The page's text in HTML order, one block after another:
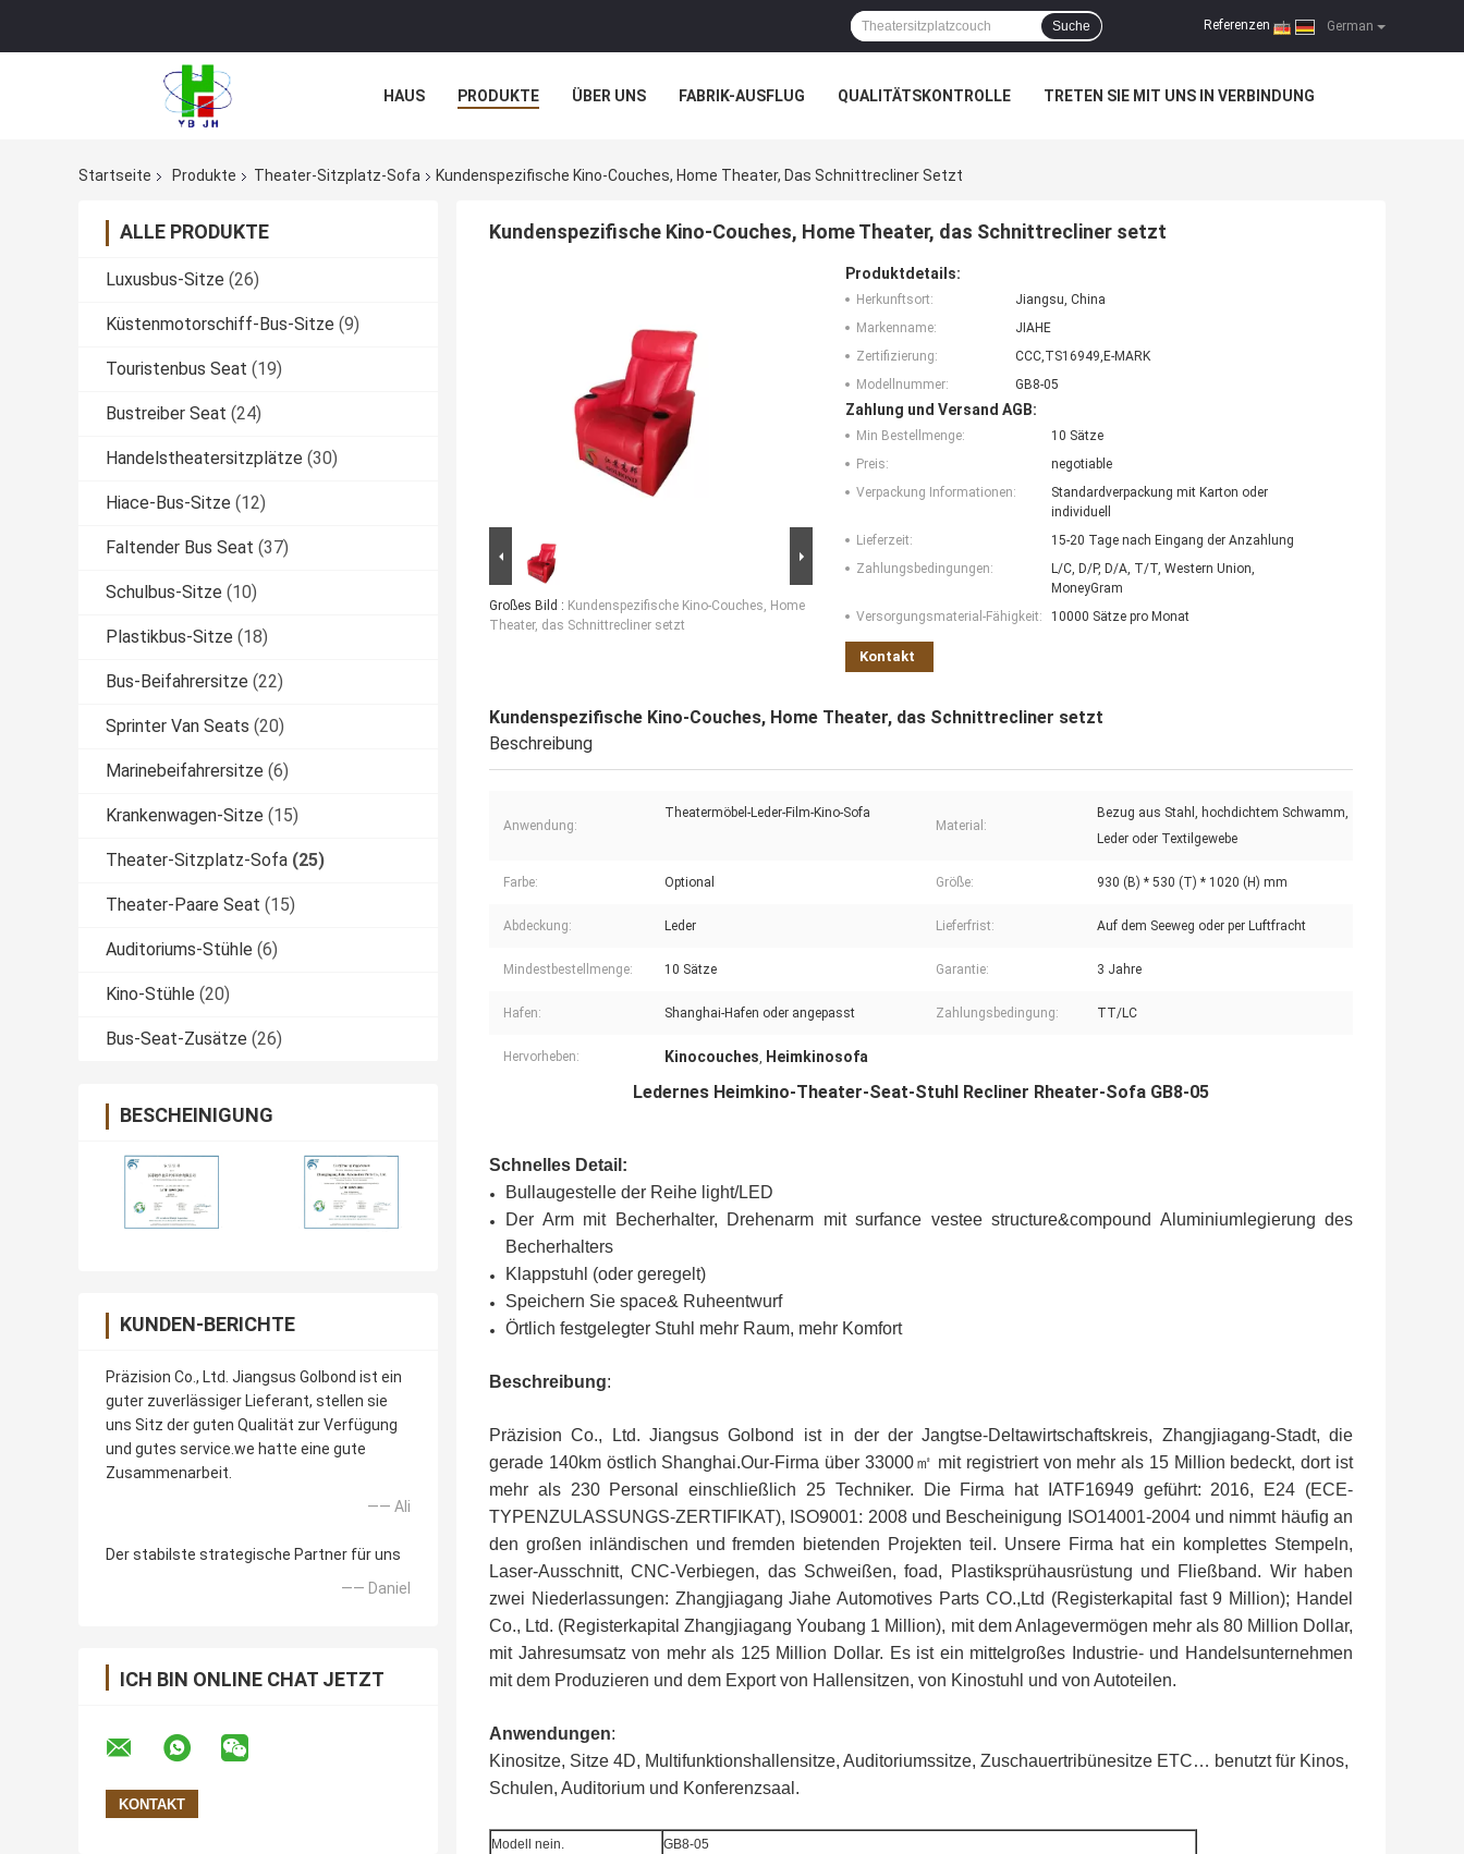
German
Referenzen |
Suche
HAUS PRODUKTE ÜBER UNS FABRIK-AUSFLUG QUALITÄTSKONTROLLE TRETEN SIE MIT UNS IN VERBINDUNG
Startseite
Produkte Theater-Sitzplatz-Sofa Kundenspezifische Kino-Couches, Home Theater, Das Schnittrecliner Setzt
ALLE PRODUKTE
Luxusbus-Sitze (26)
Küstenmotorschiff-Bus-Sitze (9)
Touristenbus Seat (19)
Bustreiber Seat (24)
Handelstheatersitzplätze (30)
Hiace-Bus-Sitze (12)
Faltender Bus Seat (37)
Schulbus-Sitze (10)
Plastikbus-Sitze (18)
Bus-Beifahrersitze (22)
Sprinter Van Seats (20)
Marinebeifahrersitze (6)
Krankenwagen-Sitze (15)
Theater-Sitzplatz-Sofa (25)
Theater-Paare Seat (15)
Auditoriums-Stühle (6)
Kino-Stühle (20)
Bus-Seat-Zusätze (26)
BESCHEINIGUNG
KUNDEN-BERICHTE
Präzision Co., Ltd. Jiangsus Golbond ist ein
guter zuverlässiger Lieferant, stellen sie
uns Sitz der guten Qualität zur Verfügung
und gutes service.we hatte eine gute
Zusammenarbeit.
—— Ali
Der stabilste strategische Partner für uns
—— Daniel
ICH BIN ONLINE CHAT JETZT
Kundenspezifische Kino-Couches, Home Theater, das Schnittrecliner setzt
Großes Bild : Kundenspezifische Kino-Couches, Home
Theater, das Schnittrecliner setzt
Produktdetails:
Herkunftsort:
Jiangsu, China
Markenname:
JIAHE
Zertifizierung:
CCC,TS16949,E-MARK
Modellnummer:
GB8-05
Zahlung und Versand AGB:
Min Bestellmenge:
10 Sätze
Preis:
negotiable
Verpackung Informationen:
Standardverpackung mit Karton oder
individuell
Lieferzeit:
15-20 Tage nach Eingang der Anzahlung
Zahlungsbedingungen:
L/C, D/P, D/A, T/T, Western Union,
MoneyGram
Versorgungsmaterial-Fähigkeit:
10000 Sätze pro Monat
Kontakt
Kundenspezifische Kino-Couches, Home Theater, das Schnittrecliner setzt
Beschreibung
Anwendung:
Theatermöbel-Leder-Film-Kino-Sofa
Material:
Bezug aus Stahl, hochdichtem Schwamm,
Leder oder Textilgewebe
Farbe: Optional Größe: 930 (B) * 530 (T) * 1020 (H) mm
Abdeckung: Leder Lieferfrist: Auf dem Seeweg oder per Luftfracht
Mindestbestellmenge: 10 Sätze Garantie: 3 Jahre
Hafen: Shanghai-Hafen oder angepasst Zahlungsbedingung: TT/LC
Hervorheben: Kinocouches, Heimkinosofa
Ledernes Heimkino-Theater-Seat-Stuhl Recliner Rheater-Sofa GB8-05
Schnelles Detail:
Bullaugestelle der Reihe light/LED
Der Arm mit Becherhalter, Drehenarm mit surfance vestee structure&compound Aluminiumlegierung des
Becherhalters
Klappstuhl (oder geregelt)
Speichern Sie space& Ruheentwurf
Örtlich festgelegter Stuhl mehr Raum, mehr Komfort
Beschreibung:
Präzision Co., Ltd. Jiangsus Golbond ist in der der Jangtse-Deltawirtschaftskreis, Zhangjiagang-Stadt, die
gerade 140km östlich Shanghai.Our-Firma über 33000㎡ mit registriert von mehr als 15 Million bedeckt, dort ist
mehr als 230 Personal einschließlich 25 Techniker. Die Firma hat IATF16949 geführt: 2016, E24 (ECE-
TYPENZULASSUNGS-ZERTIFIKAT), ISO9001: 2008 und Bescheinigung ISO14001-2004 und nimmt häufig an
den großen inländischen und fremden bietenden Projekten teil. Unsere Firma hat ein komplettes Stempeln,
Laser-Ausschnitt, CNC-Verbiegen, das Schweißen, foad, Plastiksprühausrüstung und Fließband. Wir haben
zwei Niederlassungen: Zhangjiagang Jiahe Automotives Parts CO.,Ltd (Registerkapital fast 9 Million); Handel
Co., Ltd. (Registerkapital Zhangjiagang Youbang 1 Million), mit dem Anlagevermögen mehr als 80 Million Dollar,
mit Jahresumsatz von mehr als 125 Million Dollar. Es ist ein mittelgroßes Industrie- und Handelsunternehmen
mit dem Produzieren und dem Export von Hallensitzen, von Kinostuhl und von Autoteilen.
Anwendungen:
Kinositze, Sitze 4D, Multifunktionshallensitze, Auditoriumssitze, Zuschauertribünesitze ETC… benutzt für Kinos,
Schulen, Auditorium und Konferenzsaal.
Modell nein.
GB8-05